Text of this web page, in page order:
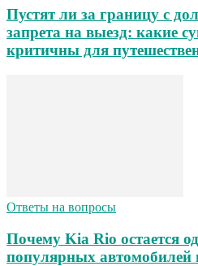
Пустят ли за границу с
запрета на выезд: какие
критичны для
Ответы на вопросы
Почему Kia Rio остается
популярных автомобилей